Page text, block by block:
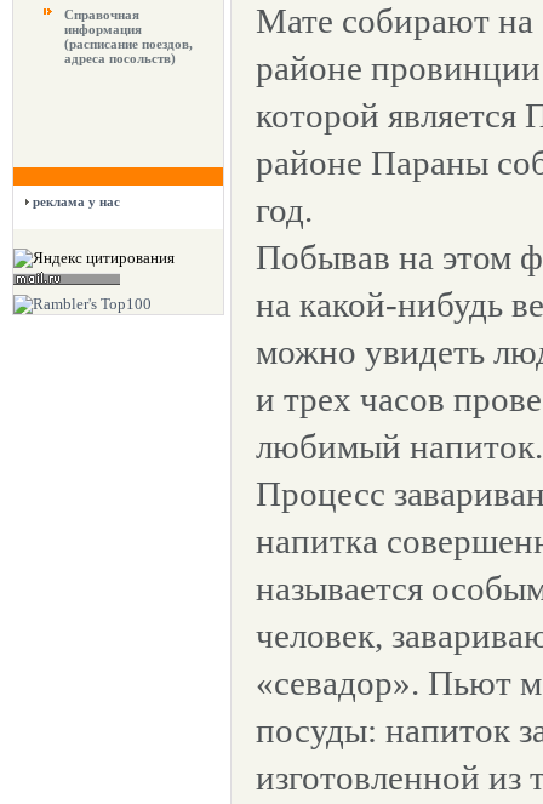
Справочная
информация
(расписание поездов,
адреса посольств)
реклама у нас
Мате собирают на
районе
которой является
районе Параны
год.
Побывав на этом
на какой-нибудь
можно увидеть
и трех часов
любимый напиток.
Процесс
напитка
называется
человек,
«севадор». Пьют
посуды: напиток
изготовленной из